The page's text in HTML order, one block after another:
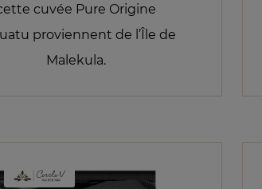
cuvée Pure Origine
proviennent de l’Île de
Malekula.